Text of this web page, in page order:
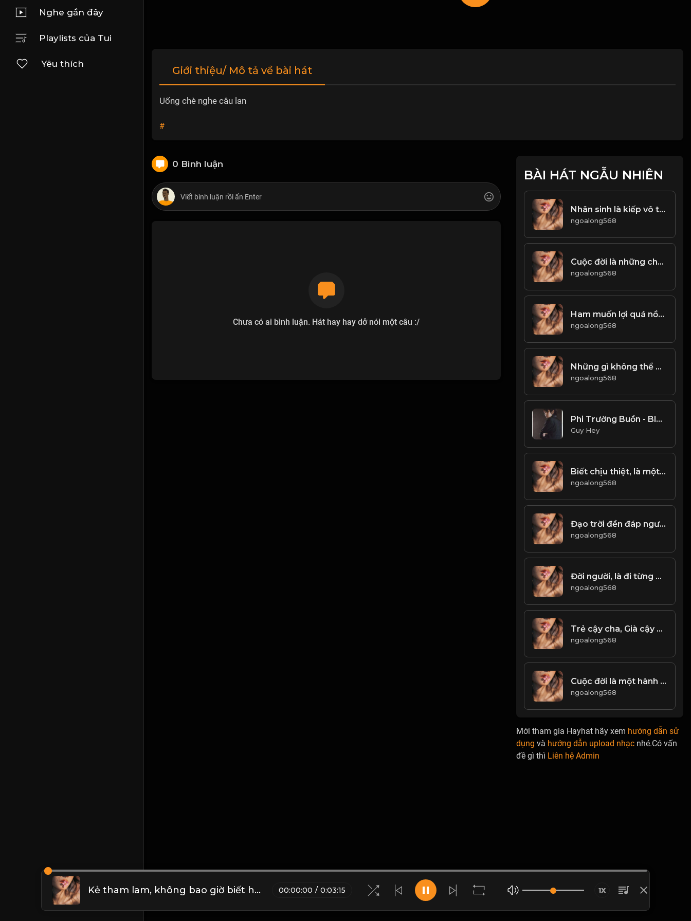
Nghe gần đây
Playlists của Tui
Yêu thích
Giới thiệu/ Mô tả về bài hát
Uống chè nghe câu lan
#
0 Bình luận
Chưa có ai bình luận. Hát hay hay dở nói một câu :/
BÀI HÁT NGẪU NHIÊN
Nhân sinh là kiếp vô thường! & Đạo
ngoalong568
Cuộc đời là những chuyến đi, chỉ có buông bỏ mới có thể tiến xa hơn! & Đạo
ngoalong568
Ham muốn lợi quá nồng nhiệt, sẽ rơi vào chỗ chết! Đạo
ngoalong568
Những gì không thể giết được ta sẽ tạo ra mạnh mẽ hơn! Đạo
ngoalong568
Phi Trường Buồn - BlackBi, Att 117, Bubu Snowy
Guy Hey
Biết chịu thiệt, là một cảnh giới của việc làm người! & Đạo
ngoalong568
Đạo trời đền đáp người cần cù! & Đạo
ngoalong568
Đời người, là đi từng bước từng bước và vứt bỏ từng chút từng chút...! & Đạo
ngoalong568
Trẻ cậy cha, Già cậy ai...! & Đạo
ngoalong568
Cuộc đời là một hành trình chinh phục, và đối thủ lớn nhất chính là bản thân ta! & Đạo
ngoalong568
Mới tham gia Hayhat hãy xem hướng dẫn sử
dụng và hướng dẫn upload nhạc nhé.Có vấn
đề gì thì Liên hệ Admin
Kẻ tham lam, không bao giờ biết hài lòng. Người không biết hài lòng, sẽ không bao giờ biết hạnh phúc! Đạo 00:00:00 / 0:03:15